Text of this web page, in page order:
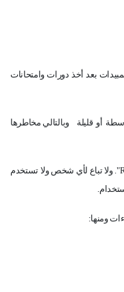
بعد أخذ دورات وامتحانات
أو قليلة
وبالتالي مخاطرها
". ولا تباع لأي شخص ولا تستخدم
ومنها: